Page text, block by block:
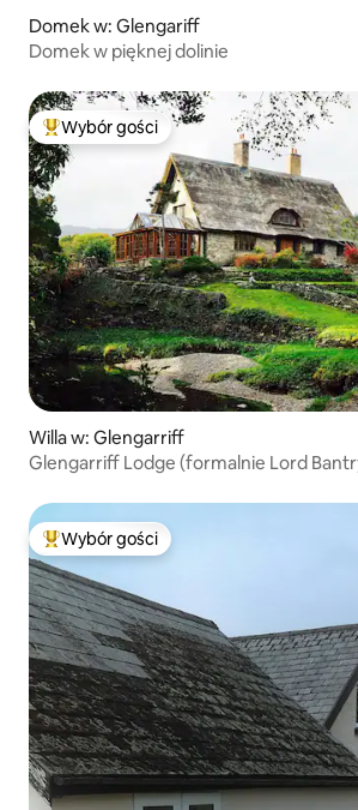
Domek w: Glengariff
Domek w pięknej dolinie
Najpopularniejsze z kategorii Wybór gości
Wybór gości
Willa w: Glengarriff
Glengarriff Lodge (formalnie Lord
Najpopularniejsze z kategorii Wybór gości
Wybór gości